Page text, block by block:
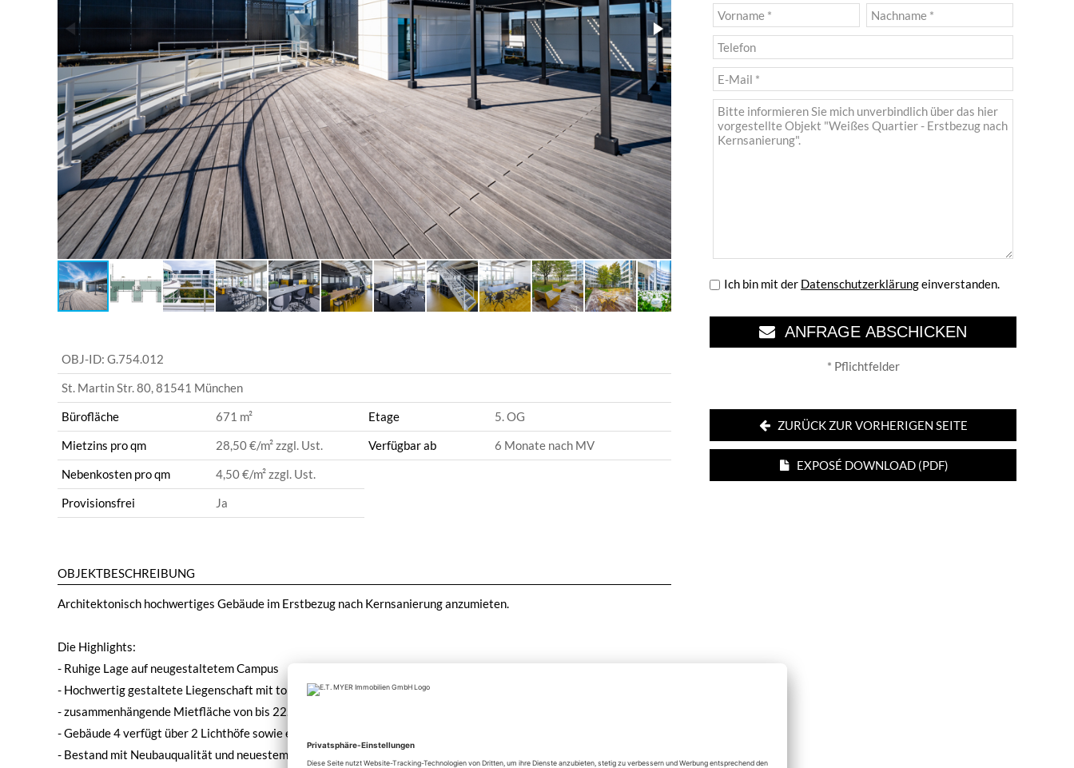
OBJ-ID: G.754.012
St. Martin Str. 80,81541 München
Bürofläche
671 m²
Mietzins pro qm
28,50 €/m² zzgl. Ust.
Nebenkosten pro qm
4,50 €/m² zzgl. Ust.
Provisionsfrei
Ja
Etage
5. OG
Verfügbar ab
6 Monate nach MV
OBJEKTBESCHREIBUNG
Architektonisch hochwertiges Gebäude im Erstbezug nach Kernsanierung anzumieten.
Die Highlights:
- Ruhige Lage auf neugestaltetem Campus
- Hochwertig gestaltete Liegenschaft mit toller Architektur
- zusammenhängende Mietfläche von bis 22.000 m² in einem Objekt
- Gebäude 4 verfügt über 2 Lichthöfe sowie einen umlaufenden Balkon im 6. OG
- Bestand mit Neubauqualität und neuestem technischen Standard, da die Gebäudetechnik komplett erneuert wird
Ich bin mit der Datenschutzerklärungeinverstanden.
ANFRAGE ABSCHICKEN
* Pflichtfelder
ZURÜCK ZUR VORHERIGEN SEITE
EXPOSÉ DOWNLOAD (PDF)